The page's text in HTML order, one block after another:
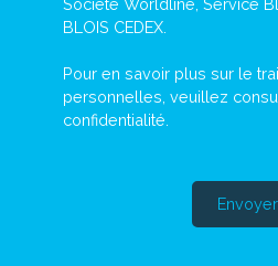
BLOIS CEDEX.
Pour en savoir plus sur le
personnelles, veuillez
confidentialité
Envoyer